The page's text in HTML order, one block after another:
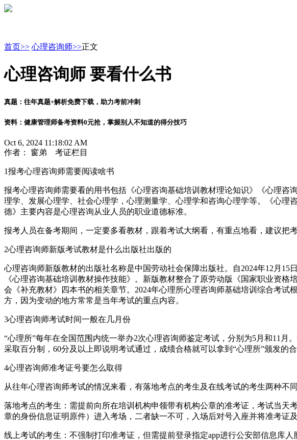
首页>> 心理咨询师>>正文
心理咨询师 要看什么书
真题： 往年真题+解析免费下载，助力考前冲刺
资料： 健康管理师备考资料0元抢，掌握别人不知道的得分技巧
Oct 6, 2024 11:18:02 AM
作者： 窗弟 考证栏目
1报考心理咨询师需要阅读啥书
报考心理咨询师需要看的用书包括《心理咨询基础培训教材理论知识》《心理
理学、发展心理学、社会心理学，心理测量学、心理学和咨询心理学等。《心
德》主要内容是心理咨询从业人员的职业道德标准。
报考人员在备考期间，一定要多看教材，跟着考试大纲看，有重点地看，建议把
2心理咨询师新版考试教材是什么出版社出版的
心理咨询师新版教材的出版社名称是中国劳动社会保障出版社。自2024年12月
《心理咨询基础培训教材操作技能》。新版教材整合了原劳动版《国家职业资
会《补充教材》四本书的相关章节。2024年心理所心理咨询师基础培训综合考
方，因为变动的地方常常是当年考试的重点内容。
3心理咨询师考试时间一般在几月份
“心理所”每年在全国范围内统一举办2次心理咨询师鉴定考试，分别为5月和11
采取百分制，60分及以上即说明考试通过，成绩合格就可以拿到“心理所”颁发的合
4心理咨询师准考证号要怎么取得
从往年心理咨询师考试的情况来看，有落地考点的考生及在线考试的考生两种不
落地考点的考生：需提前向所在培训机构申领带有机构公章的准考证，考试当
章的身份信息证明原件）进入考场，二者缺一不可，入场后对号入座并将准考证
线上考试的考生：不强制打印准考证，但需提前登录指定app进行公安部信息库